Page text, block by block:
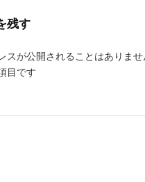
残す
スが公開されることはありませ
目です